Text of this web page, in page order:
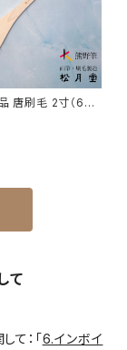
唐刷毛 2寸（60
て
て：「6.インボイ